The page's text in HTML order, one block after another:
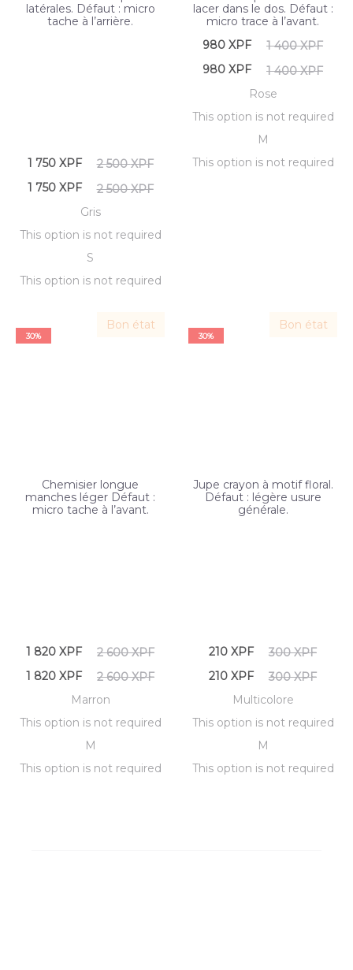
latérales. Défaut : micro
tache à l’arrière.
2 500XPF
Le
prix
initial
était :
500 XPF.
1 750 XPF
Le
prix
est :
XPF.
2 500XPF
Le
prix
initial
2
1 750 XPF
Le
1
Gris
This option is not required
S
This option is not required
lacer dans le dos. Défaut :
micro trace à l’avant.
1 400XPF
Le
prix
initial
était :
400 XPF.
980 XPF
est :
1 400XPF
Le
prix
initial
1
980 XPF
actuel
980 XPF.
Rose
This option is not required
M
This option is not required
Bon état
30%
Chemisier longue
manches léger Défaut :
micro tache à l’avant.
2 600XPF
Le
prix
initial
était :
600 XPF.
1 820 XPF
Le
prix
est :
2 600XPF
Le
prix
initial
2
1 820 XPF
Le
1
Marron
This option is not required
M
This option is not required
Bon état
30%
Jupe crayon à motif floral.
Défaut : légère usure
générale.
300XPF
Le
prix
initial
était :
210 XPF
Le
prix
est :
300XPF
Le
prix
initial
300 XPF.
210 XPF
Le
actuel
210 XPF.
Multicolore
This option is not required
M
This option is not required